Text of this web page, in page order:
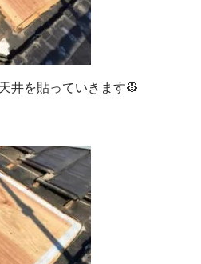
井を貼っていきます👷